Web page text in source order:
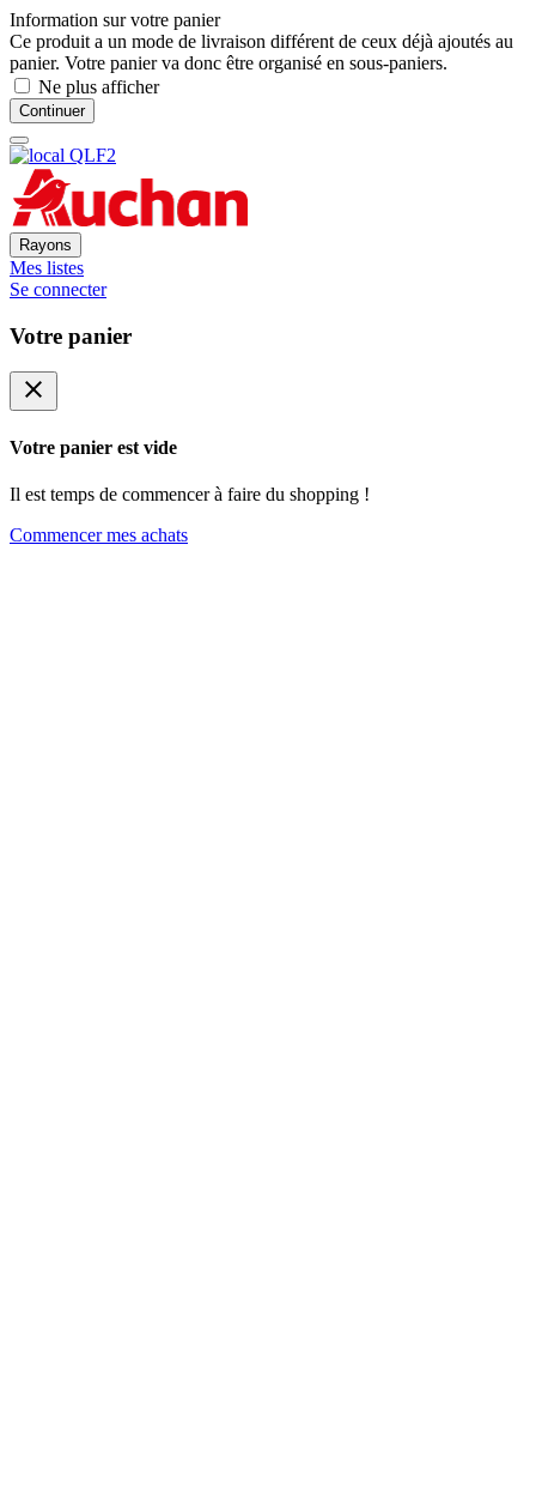
Information sur votre panier
Ce produit a un mode de livraison différent de ceux déjà ajoutés au
panier. Votre panier va donc être organisé en sous-paniers.
Ne plus afficher
Continuer
Rayons
Mes listes
Se connecter
Votre panier
close
Votre panier est vide
Il est temps de commencer à faire du shopping !
Commencer mes achats